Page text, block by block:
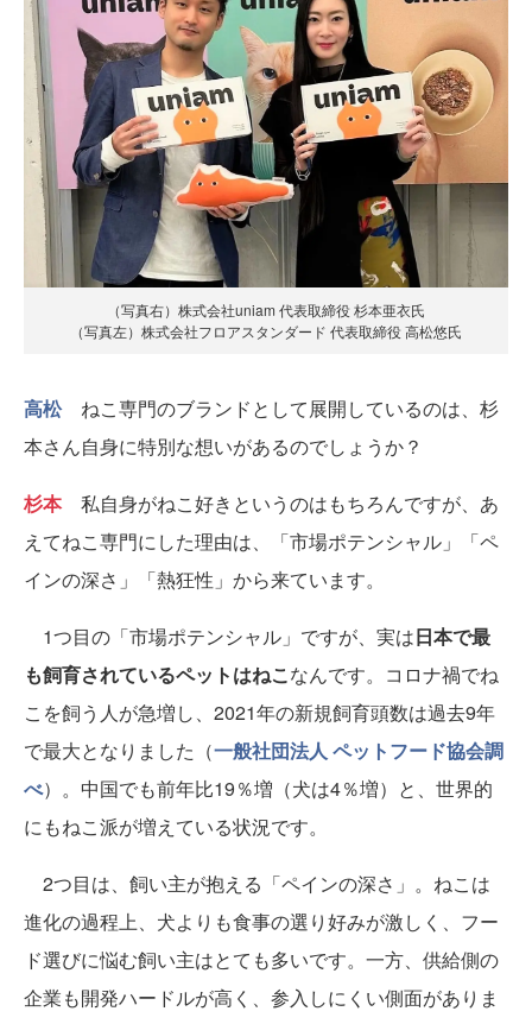
（写真右）株式会社uniam 代表取締役 杉本亜衣氏
（写真左）株式会社フロアスタンダード 代表取締役 高松悠氏
高松ねこ専門のブランドとして展開しているのは、杉
本さん自身に特別な想いがあるのでしょうか？
杉本私自身がねこ好きというのはもちろんですが、あ
えてねこ専門にした理由は、「市場ポテンシャル」「ペ
インの深さ」「熱狂性」から来ています。
1つ目の「市場ポテンシャル」ですが、実は日本で最
も飼育されているペットはねこなんです。コロナ禍でね
こを飼う人が急増し、2021年の新規飼育頭数は過去9年
で最大となりました（一般社団法人 ペットフード協会調
べ）。中国でも前年比19％増（犬は4％増）と、世界的
にもねこ派が増えている状況です。
2つ目は、飼い主が抱える「ペインの深さ」。ねこは
進化の過程上、犬よりも食事の選り好みが激しく、フー
ド選びに悩む飼い主はとても多いです。一方、供給側の
企業も開発ハードルが高く、参入しにくい側面がありま